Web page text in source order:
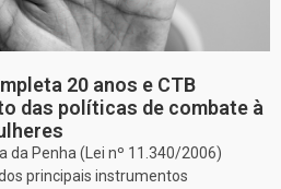
20 anos e CTB
das políticas de combate à
da Penha (Lei nº 11.340/2006)
principais instrumentos